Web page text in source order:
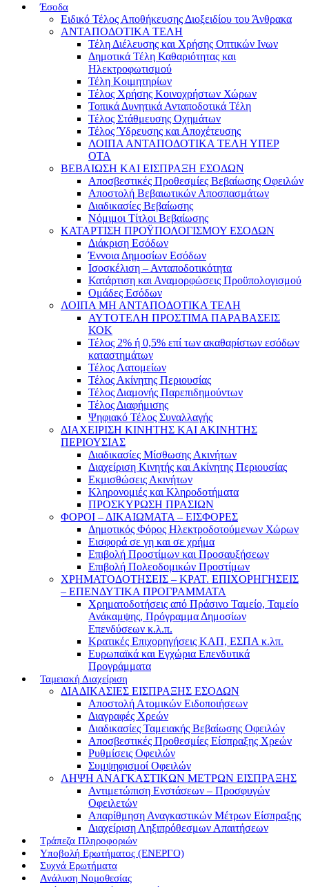
Έσοδα
Ειδικό Τέλος Αποθήκευσης Διοξειδίου του Άνθρακα
ΑΝΤΑΠΟΔΟΤΙΚΑ ΤΕΛΗ
Τέλη Διέλευσης και Χρήσης Οπτικών Ινων
Δημοτικά Τέλη Καθαριότητας και
Ηλεκτροφωτισμού
Τέλη Κοιμητηρίων
Τέλος Χρήσης Κοινοχρήστων Χώρων
Τοπικά Δυνητικά Ανταποδοτικά Τέλη
Τέλος Στάθμευσης Οχημάτων
Τέλος Ύδρευσης και Αποχέτευσης
ΛΟΙΠΑ ΑΝΤΑΠΟΔΟΤΙΚΑ ΤΕΛΗ ΥΠΕΡ
ΟΤΑ
ΒΕΒΑΙΩΣΗ ΚΑΙ ΕΙΣΠΡΑΞΗ ΕΣΟΔΩΝ
Αποσβεστικές Προθεσμίες Βεβαίωσης Οφειλών
Αποστολή Βεβαιωτικών Αποσπασμάτων
Διαδικασίες Βεβαίωσης
Νόμιμοι Τίτλοι Βεβαίωσης
ΚΑΤΑΡΤΙΣΗ ΠΡΟΫΠΟΛΟΓΙΣΜΟΥ ΕΣΟΔΩΝ
Διάκριση Εσόδων
Έννοια Δημοσίων Εσόδων
Ισοσκέλιση – Ανταποδοτικότητα
Κατάρτιση και Αναμορφώσεις Προϋπολογισμού
Ομάδες Εσόδων
ΛΟΙΠΑ ΜΗ ΑΝΤΑΠΟΔΟΤΙΚΑ ΤΕΛΗ
ΑΥΤΟΤΕΛΗ ΠΡΟΣΤΙΜΑ ΠΑΡΑΒΑΣΕΙΣ
ΚΟΚ
Τέλος 2% ή 0,5% επί των ακαθαρίστων εσόδων
καταστημάτων
Τέλος Λατομείων
Τέλος Ακίνητης Περιουσίας
Τέλος Διαμονής Παρεπιδημούντων
Τέλος Διαφήμισης
Ψηφιακό Τέλος Συναλλαγής
ΔΙΑΧΕΙΡΙΣΗ ΚΙΝΗΤΗΣ ΚΑΙ ΑΚΙΝΗΤΗΣ
ΠΕΡΙΟΥΣΙΑΣ
Διαδικασίες Μίσθωσης Ακινήτων
Διαχείριση Κινητής και Ακίνητης Περιουσίας
Εκμισθώσεις Ακινήτων
Κληρονομιές και Κληροδοτήματα
ΠΡΟΣΚΥΡΩΣΗ ΠΡΑΣΙΩΝ
ΦΟΡΟΙ – ΔΙΚΑΙΩΜΑΤΑ – ΕΙΣΦΟΡΕΣ
Δημοτικός Φόρος Ηλεκτροδοτούμενων Χώρων
Εισφορά σε γη και σε χρήμα
Επιβολή Προστίμων και Προσαυξήσεων
Επιβολή Πολεοδομικών Προστίμων
ΧΡΗΜΑΤΟΔΟΤΗΣΕΙΣ – ΚΡΑΤ. ΕΠΙΧΟΡΗΓΗΣΕΙΣ
– ΕΠΕΝΔΥΤΙΚΑ ΠΡΟΓΡΑΜΜΑΤΑ
Χρηματοδοτήσεις από Πράσινο Ταμείο, Ταμείο
Ανάκαμψης, Πρόγραμμα Δημοσίων
Επενδύσεων κ.λ.π.
Κρατικές Επιχορηγήσεις ΚΑΠ, ΕΣΠΑ κ.λπ.
Ευρωπαϊκά και Εγχώρια Επενδυτικά
Προγράμματα
Ταμειακή Διαχείριση
ΔΙΑΔΙΚΑΣΙΕΣ ΕΙΣΠΡΑΞΗΣ ΕΣΟΔΩΝ
Αποστολή Ατομικών Ειδοποιήσεων
Διαγραφές Χρεών
Διαδικασίες Ταμειακής Βεβαίωσης Οφειλών
Αποσβεστικές Προθεσμίες Είσπραξης Χρεών
Ρυθμίσεις Οφειλών
Συμψηφισμοί Οφειλών
ΛΗΨΗ ΑΝΑΓΚΑΣΤΙΚΩΝ ΜΕΤΡΩΝ ΕΙΣΠΡΑΞΗΣ
Αντιμετώπιση Ενστάσεων – Προσφυγών
Οφειλετών
Απαρίθμηση Αναγκαστικών Μέτρων Είσπραξης
Διαχείριση Ληξιπρόθεσμων Απαιτήσεων
Τράπεζα Πληροφοριών
Υποβολή Ερωτήματος (ΕΝΕΡΓΟ)
Συχνά Ερωτήματα
Ανάλυση Νομοθεσίας